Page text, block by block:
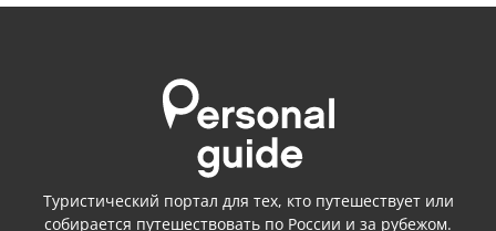
Туристический портал для тех, кто путешествует или
собирается путешествовать по России и за рубежом.